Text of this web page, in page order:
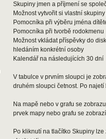
Skupiny jmen a příjmení se
Možnost vytvořit si vlastní
Pomocníka při výběru jména
Pomocníka při tvorbě rodokmenu
Možnost vkládat příspěvky do
hledáním konkrétní osoby
Kalendář na následujících 30 dní
V tabulce v prvním sloupci je
druhém sloupci četnost. Po
Na mapě nebo v grafu se
prvek mapy nebo grafu se
Po kliknutí na tlačítko Skupiny